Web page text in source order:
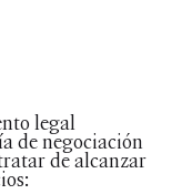
legal
de negociación
de alcanzar